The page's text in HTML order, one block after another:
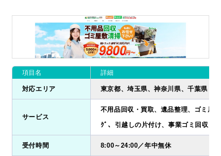
項目名 詳細
対応エリア 東京都、埼玉県、神奈川県、千葉県
サービス
不用品回収・買取、遺品整理、ゴミ屋
ｸﾞ、引越しの片付け、事業ゴミ回収
受付時間 8:00～24:00／年中無休